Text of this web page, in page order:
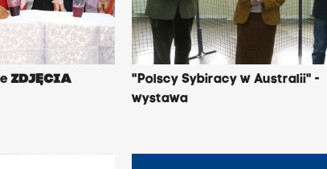
ZDJĘCIA
"Polscy Sybiracy w Australii" -
wystawa